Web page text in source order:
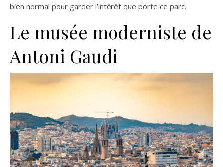
bien normal pour garder l’intérêt que porte ce parc.
Le musée moderniste de
Antoni Gaudi